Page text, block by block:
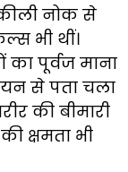
नोक से
भी थीं।
पूर्वज माना
से पता चला
की बीमारी
क्षमता भी